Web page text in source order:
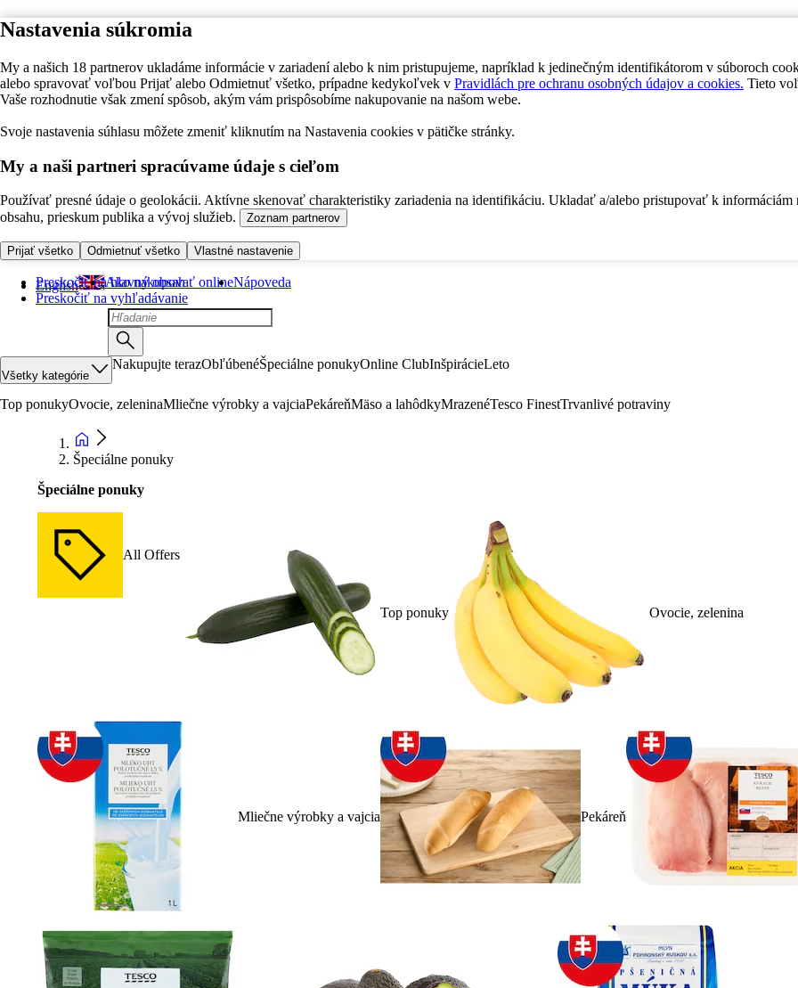
Nastavenia súkromia
My a našich 18 partnerov ukladáme informácie v zariadení alebo k nim pristupujeme, napríklad k jedinečným identifikátorom v súboroch
alebo spravovať voľbou Prijať alebo Odmietnuť všetko, prípadne kedykoľvek v Pravidlách pre ochranu osobných údajov a cookies. Tieto
Vaše rozhodnutie však zmení spôsob, akým vám prispôsobíme nakupovanie na našom webe.
Svoje nastavenia súhlasu môžete zmeniť kliknutím na Nastavenia cookies v pätičke stránky.
My a naši partneri spracúvame údaje s cieľom
Používať presné údaje o geolokácii. Aktívne skenovať charakteristiky zariadenia na identifikáciu. Ukladať a/alebo pristupovať k informáciám
obsahu, prieskum publika a vývoj služieb.
Zoznam partnerov
Prijať všetko Odmietnuť všetko Vlastné nastavenie
Preskočiť na hlavný obsah
Preskočiť na vyhľadávanie
English Ako nakupovať onlineNápoveda
Všetky kategórie
Nakupujte terazObľúbenéŠpeciálne ponukyOnline ClubInšpirácieLeto
Top ponukyOvocie, zeleninaMliečne výrobky a vajciaPekáreňMäso a lahôdkyMrazenéTesco FinestTrvanlivé potraviny
Špeciálne ponuky
Špeciálne ponuky
All Offers
Top ponuky Ovocie, zelenina
Mliečne výrobky a vajcia Pekáreň